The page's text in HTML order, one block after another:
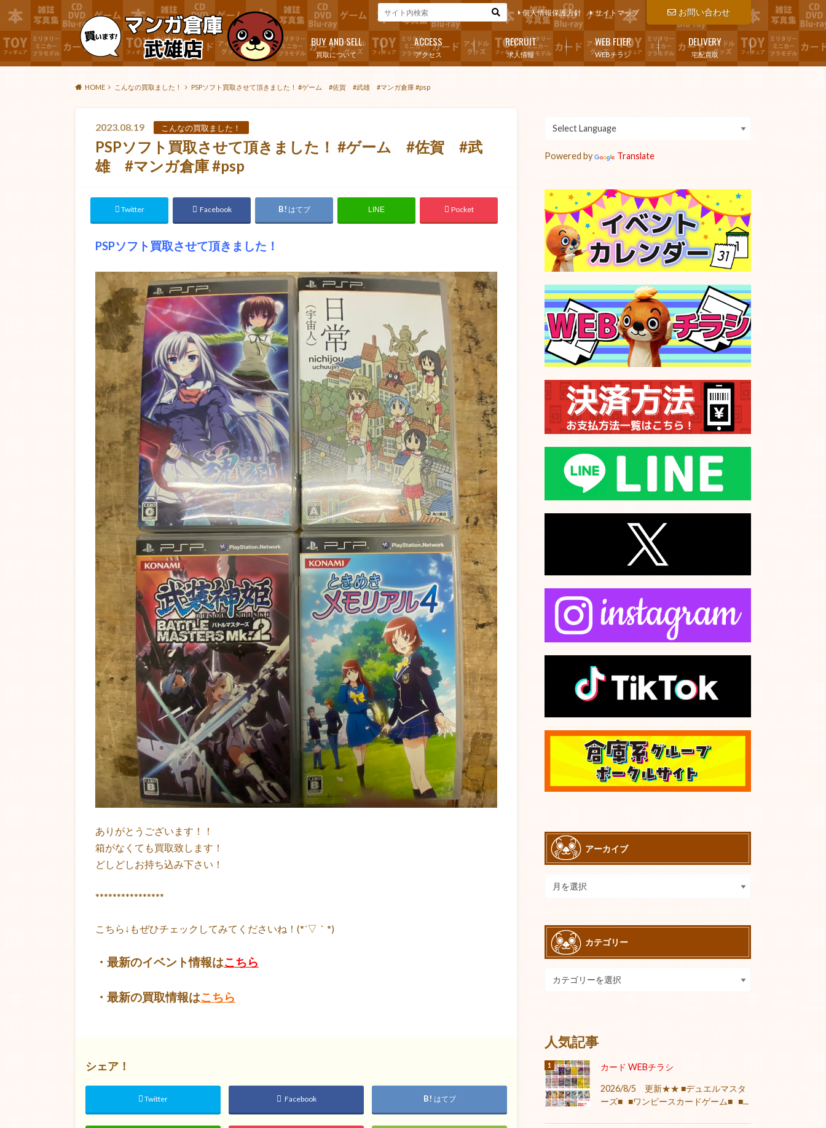
お問い合わせ
個人情報保護方針 サイトマップ
買取について
BUY AND SELL
アクセス
ACCESS
求人情報
RECRUIT
WEBチラシ
WEB FLIER
宅配買取
DELIVERY
HOME こんなの買取ました！ PSPソフト買取させて頂きました！ #ゲーム #佐賀 #武雄 #マンガ倉庫 #psp
2023.08.19 こんなの買取ました！
PSPソフト買取させて頂きました！ #ゲーム #佐賀 #武
雄 #マンガ倉庫 #psp
Twitter Facebook はてブ LINE Pocket
PSPソフト買取させて頂きました！
ありがとうございます！！
箱がなくても買取致します！
どしどしお持ち込み下さい！
****************
こちら↓もぜひチェックしてみてくださいね！(*´▽｀*)
・最新のイベント情報はこちら
・最新の買取情報はこちら
シェア！
Twitter Facebook はてブ
Powered by Translate
アーカイブ
カテゴリー
人気記事
カード WEBチラシ
2026/8/5 更新★★ ■デュエルマスタ
ーズ■ ■ワンピースカードゲーム■ ■...